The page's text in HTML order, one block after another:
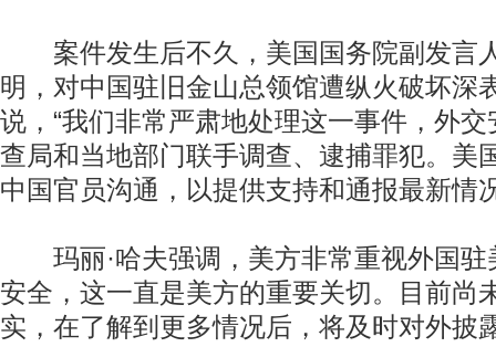
案件发生后不久，美国国务院副发言
明，对中国驻旧金山总领馆遭纵火破坏深
说，“我们非常严肃地处理这一事件，外
查局和当地部门联手调查、逮捕罪犯。美
中国官员沟通，以提供支持和通报最新情
玛丽·哈夫强调，美方非常重视外国驻
安全，这一直是美方的重要关切。目前尚
实，在了解到更多情况后，将及时对外披